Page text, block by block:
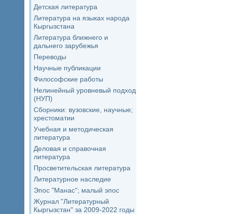
Детская литература
Литература на языках народа
Кыргызстана
Литература ближнего и
дальнего зарубежья
Переводы
Научные публикации
Философские работы
Нелинейный уровневый подход
(НУП)
Сборники: вузовские, научные;
хрестоматии
Учебная и методическая
литература
Деловая и справочная
литература
Просветительская литература
Литературное наследие
Эпос "Манас"; малый эпос
Журнал "Литературный
Кыргызстан" за 2009-2022 годы